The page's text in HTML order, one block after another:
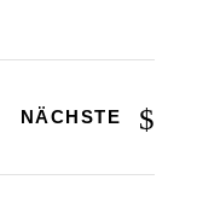
NÄCHSTE